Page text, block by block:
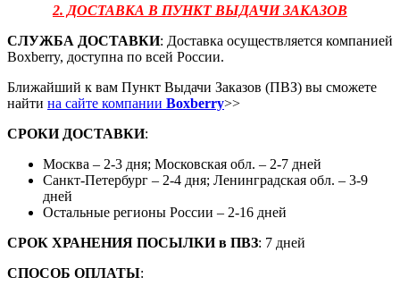
2. ДОСТАВКА В ПУНКТ ВЫДАЧИ ЗАКАЗОВ
СЛУЖБА ДОСТАВКИ: Доставка осуществляется компанией
Boxberry, доступна по всей России.
Ближайший к вам Пункт Выдачи Заказов (ПВЗ) вы сможете
найти на сайте компании Boxberry>>
СРОКИ ДОСТАВКИ:
Москва – 2-3 дня; Московская обл. – 2-7 дней
Санкт-Петербург – 2-4 дня; Ленинградская обл. – 3-9
дней
Остальные регионы России – 2-16 дней
СРОК ХРАНЕНИЯ ПОСЫЛКИ в ПВЗ: 7 дней
СПОСОБ ОПЛАТЫ: